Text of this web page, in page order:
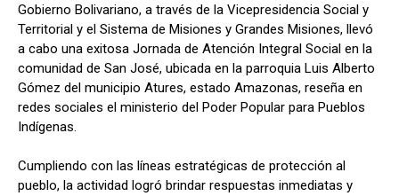
Gobierno Bolivariano, a través de la Vicepresidencia Social y
Territorial y el Sistema de Misiones y Grandes Misiones, llevó
a cabo una exitosa Jornada de Atención Integral Social en la
comunidad de San José, ubicada en la parroquia Luis Alberto
Gómez del municipio Atures, estado Amazonas, reseña en
redes sociales el ministerio del Poder Popular para Pueblos
Indígenas.
​Cumpliendo con las líneas estratégicas de protección al
pueblo, la actividad logró brindar respuestas inmediatas y